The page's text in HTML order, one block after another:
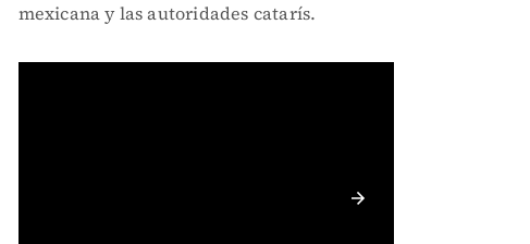
mexicana y las autoridades catarís.